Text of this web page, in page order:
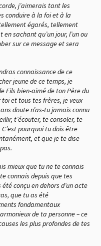
j’aimerais tant les
conduire à la foi et à la
égarés, tellement
en sachant qu’un jour, l’un ou
sur ce message et sera
connaissance de ce
jeune de ce temps, je
Fils bien-aimé de ton Père du
et tous tes frères, je veux
doute n’as-tu jamais connu
t’écouter, te consoler, te
pourquoi tu dois être
et que je te dise
mieux que tu ne te connais
connais depuis que tes
conçu en dehors d’un acte
que tu as été
fondamentaux
de ta personne – ce
les plus profondes de tes